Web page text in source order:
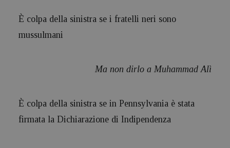
È colpa della sinistra se i fratelli neri sono
mussulmani
Ma non dirlo a Muhammad Alì
È colpa della sinistra se in Pennsylvania è stata
firmata la Dichiarazione di Indipendenza